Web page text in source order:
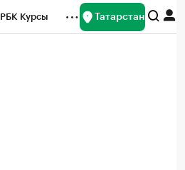
РБК Курсы Татарстан